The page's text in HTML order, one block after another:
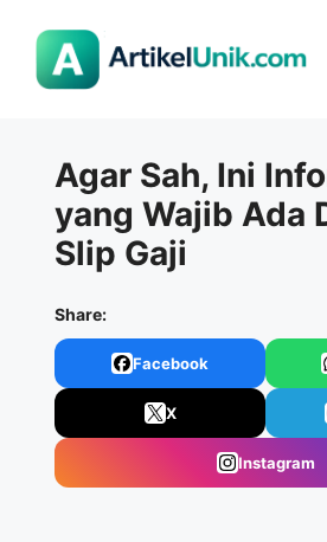
Agar Sah, Ini
yang Wajib Ada
Slip Gaji
Share:
Facebook
X
Instagram